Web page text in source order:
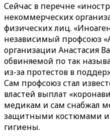
Сейчас в перечне
некоммерческих
физических лиц.
независимый профсоюз
организации Анастасия
обвиняемой по так
из-за протестов в
Сам профсоюз стал
властей выплат
медикам и сам снабжал
защитными костюмами и
гигиены.